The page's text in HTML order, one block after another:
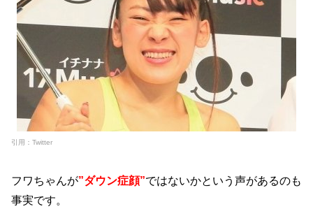
引用：Twitter
フワちゃんが”ダウン症顔”ではないかという声があるのも
事実です。